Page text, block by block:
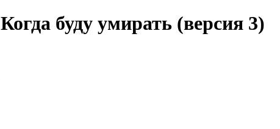
Когда буду умирать (версия 3)